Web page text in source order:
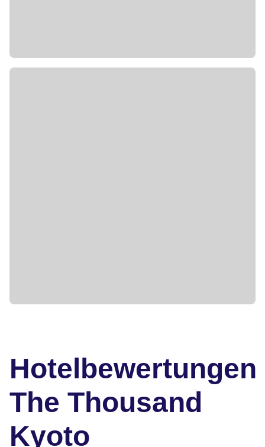
Hotelbewertungen
The Thousand
Kyoto